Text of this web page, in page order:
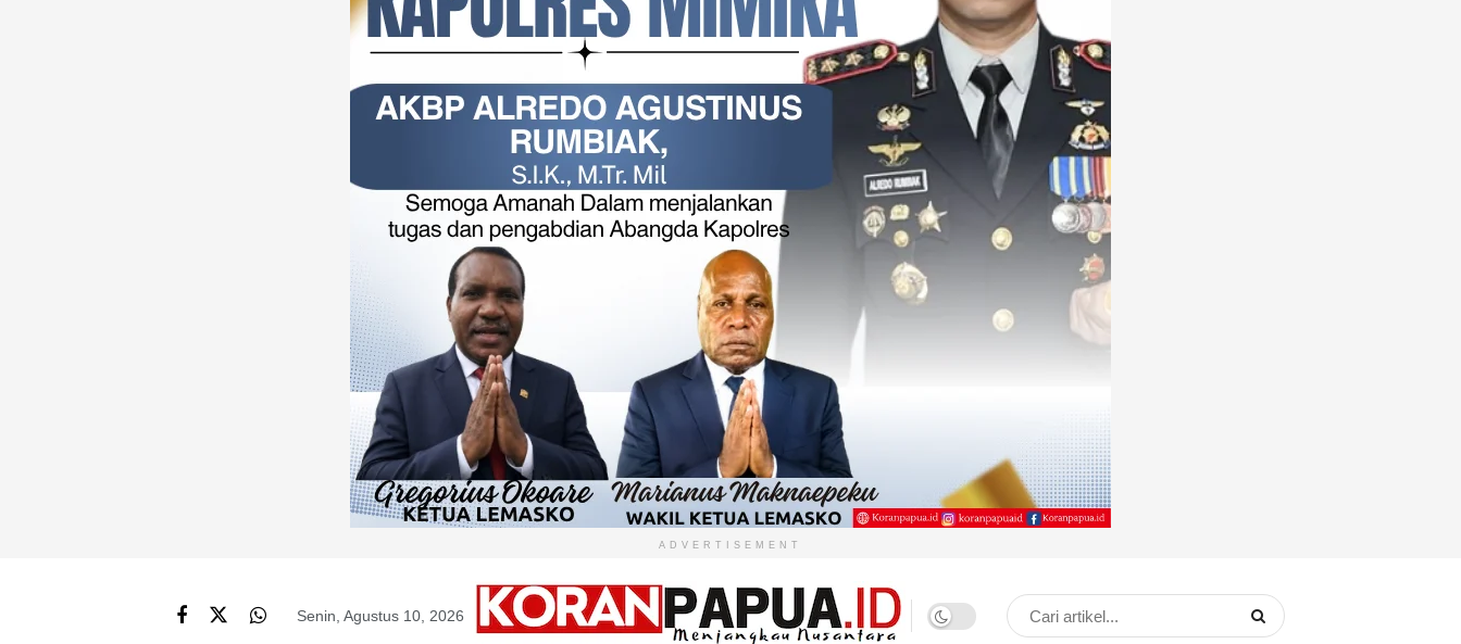
ADVERTISEMENT
Senin, Agustus 10, 2026